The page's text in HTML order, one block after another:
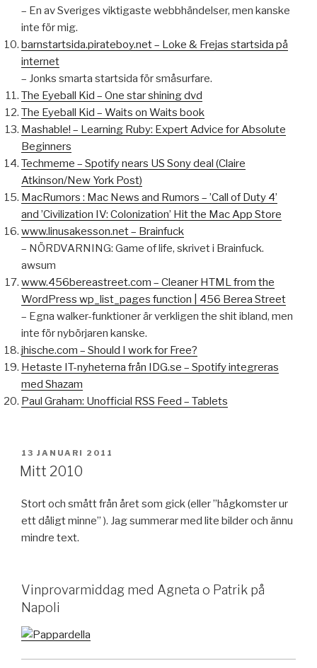
– En av Sveriges viktigaste webbhändelser, men kanske
inte för mig.
barnstartsida.pirateboy.net – Loke & Frejas startsida på
internet
– Jonks smarta startsida för småsurfare.
The Eyeball Kid – One star shining dvd
The Eyeball Kid – Waits on Waits book
Mashable! – Learning Ruby: Expert Advice for Absolute
Beginners
Techmeme – Spotify nears US Sony deal (Claire
Atkinson/New York Post)
MacRumors : Mac News and Rumors – ’Call of Duty 4’
and ’Civilization IV: Colonization’ Hit the Mac App Store
www.linusakesson.net – Brainfuck
– NÖRDVARNING: Game of life, skrivet i Brainfuck.
awsum
www.456bereastreet.com – Cleaner HTML from the
WordPress wp_list_pages function | 456 Berea Street
– Egna walker-funktioner är verkligen the shit ibland, men
inte för nybörjaren kanske.
jhische.com – Should I work for Free?
Hetaste IT-nyheterna från IDG.se – Spotify integreras
med Shazam
Paul Graham: Unofficial RSS Feed – Tablets
PUBLICERAT
13 JANUARI 2011
Mitt 2010
Stort och smått från året som gick (eller ”hågkomster ur
ett dåligt minne” ). Jag summerar med lite bilder och ännu
mindre text.
Vinprovarmiddag med Agneta o Patrik på
Napoli